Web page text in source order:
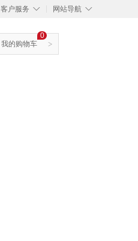
◇
客户服务 ◇
网站导航
>
0
我的购物车